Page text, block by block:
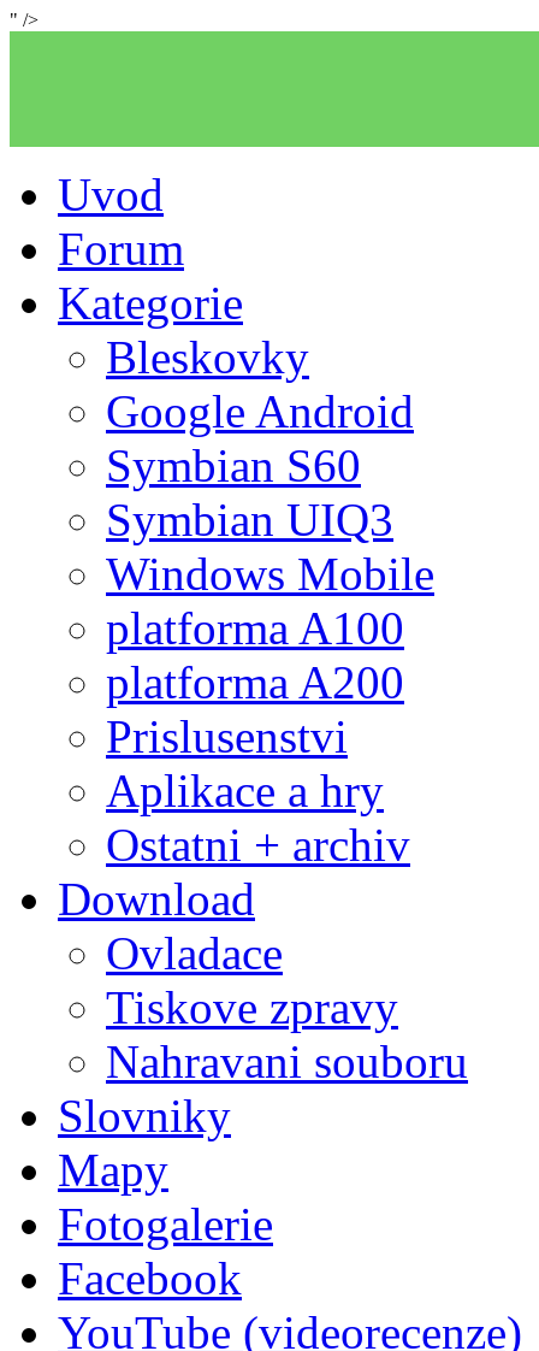
" />
Uvod
Forum
Kategorie
Bleskovky
Google Android
Symbian S60
Symbian UIQ3
Windows Mobile
platforma A100
platforma A200
Prislusenstvi
Aplikace a hry
Ostatni + archiv
Download
Ovladace
Tiskove zpravy
Nahravani souboru
Slovniky
Mapy
Fotogalerie
Facebook
YouTube (videorecenze)